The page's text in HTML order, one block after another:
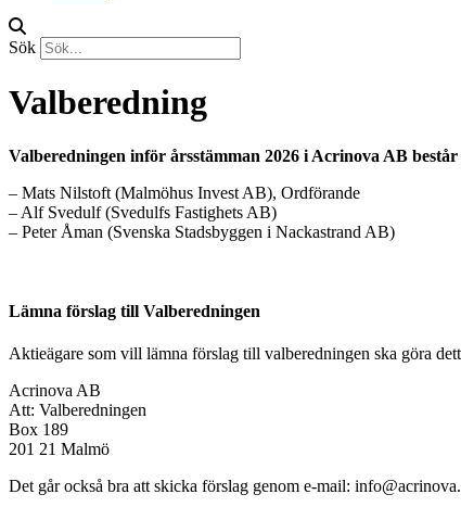
Sök
Valberedning
Valberedningen inför årsstämman 2026 i Acrinova AB består
– Mats Nilstoft (Malmöhus Invest AB), Ordförande
– Alf Svedulf (Svedulfs Fastighets AB)
– Peter Åman (Svenska Stadsbyggen i Nackastrand AB)
Lämna förslag till Valberedningen
Aktieägare som vill lämna förslag till valberedningen ska göra
Acrinova AB
Att: Valberedningen
Box 189
201 21 Malmö
Det går också bra att skicka förslag genom e-mail: